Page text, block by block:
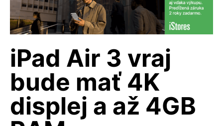
iPad Air 3 vraj
bude mať 4K
displej a až 4GB